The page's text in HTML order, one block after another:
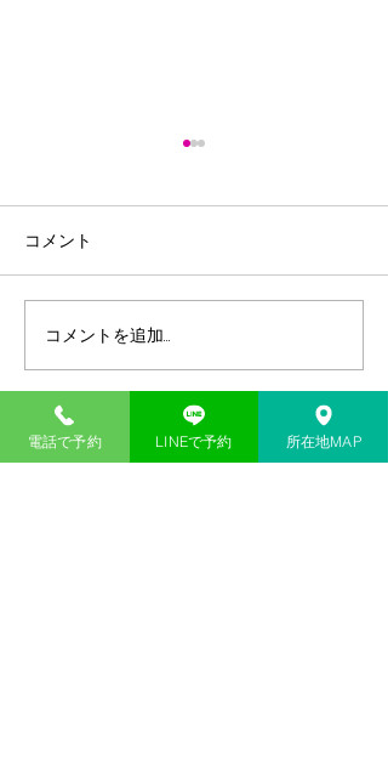
7/22 デバスズメダイ爆発
コメント
コメントを追加…
予約・お問い合わせ
電話で予約 LINEで予約 所在地MAP